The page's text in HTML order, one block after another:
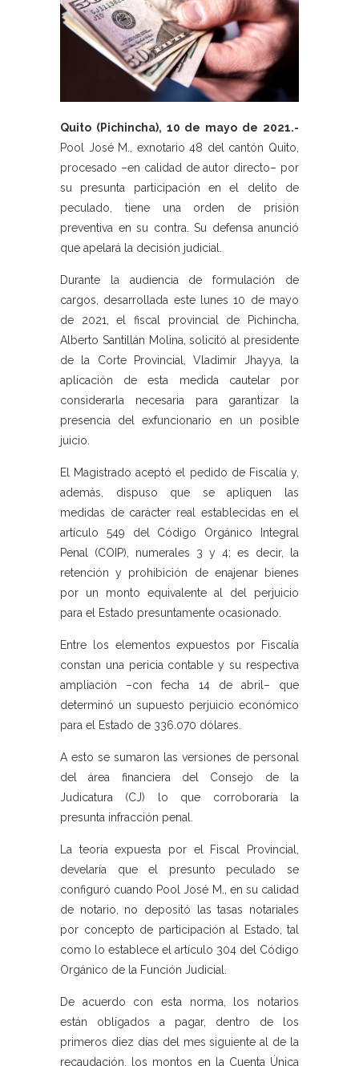
Quito (Pichincha), 10 de mayo de 2021.-
Pool José M., exnotario 48 del cantón Quito,
procesado –en calidad de autor directo– por
su presunta participación en el delito de
peculado, tiene una orden de prisión
preventiva en su contra. Su defensa anunció
que apelará la decisión judicial.
Durante la audiencia de formulación de
cargos, desarrollada este lunes 10 de mayo
de 2021, el fiscal provincial de Pichincha,
Alberto Santillán Molina, solicitó al presidente
de la Corte Provincial, Vladimir Jhayya, la
aplicación de esta medida cautelar por
considerarla necesaria para garantizar la
presencia del exfuncionario en un posible
juicio.
El Magistrado aceptó el pedido de Fiscalía y,
además, dispuso que se apliquen las
medidas de carácter real establecidas en el
artículo 549 del Código Orgánico Integral
Penal (COIP), numerales 3 y 4; es decir, la
retención y prohibición de enajenar bienes
por un monto equivalente al del perjuicio
para el Estado presuntamente ocasionado.
Entre los elementos expuestos por Fiscalía
constan una pericia contable y su respectiva
ampliación –con fecha 14 de abril– que
determinó un supuesto perjuicio económico
para el Estado de 336.070 dólares.
A esto se sumaron las versiones de personal
del área financiera del Consejo de la
Judicatura (CJ) lo que corroboraría la
presunta infracción penal.
La teoría expuesta por el Fiscal Provincial,
develaría que el presunto peculado se
configuró cuando Pool José M., en su calidad
de notario, no depositó las tasas notariales
por concepto de participación al Estado, tal
como lo establece el artículo 304 del Código
Orgánico de la Función Judicial.
De acuerdo con esta norma, los notarios
están obligados a pagar, dentro de los
primeros diez días del mes siguiente al de la
recaudación, los montos en la Cuenta Única